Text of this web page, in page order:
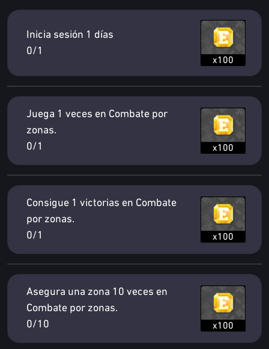
Inicia sesión 1 días
0/1
x100
Juega 1 veces en Combate por
zonas.
0/1
x100
Consigue 1 victorias en Combate
por zonas.
0/1
x100
Asegura una zona 10 veces en
Combate por zonas.
0/10
x100